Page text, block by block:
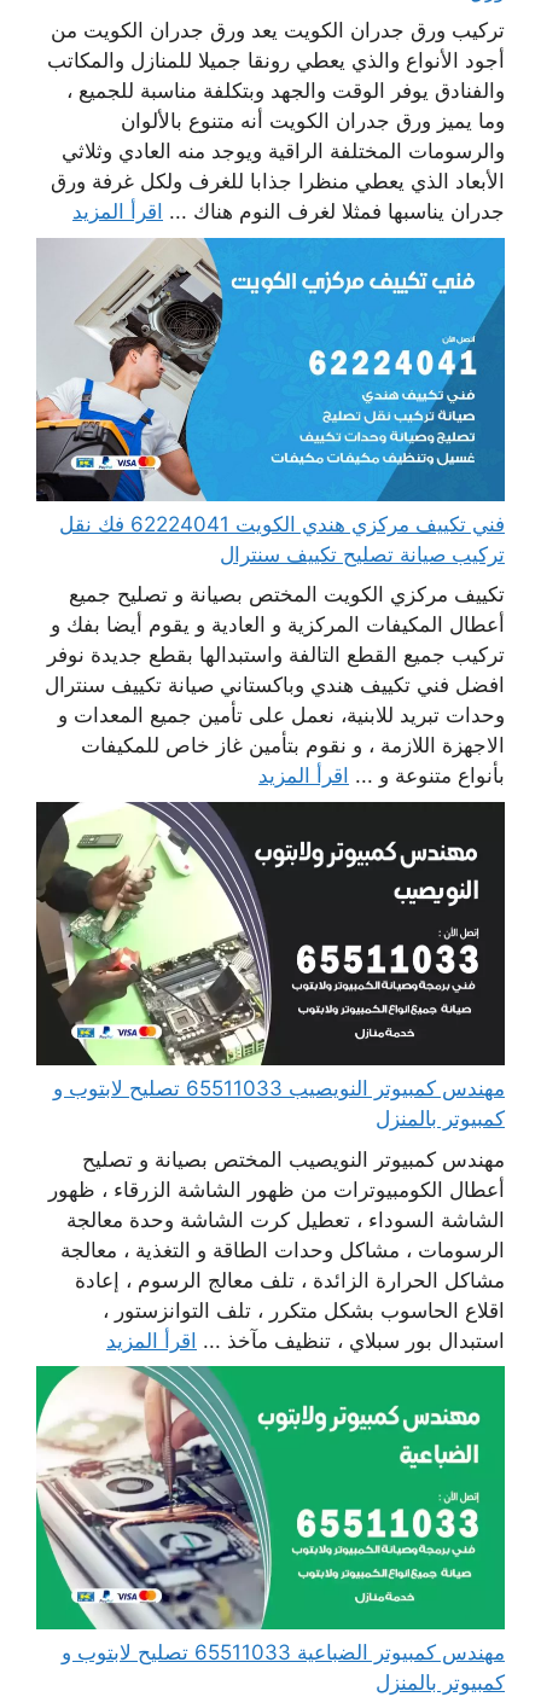
تركيب ورق جدران الكويت يعد ورق جدران الكويت من
أجود الأنواع والذي يعطي رونقا جميلا للمنازل والمكاتب
والفنادق يوفر الوقت والجهد وبتكلفة مناسبة للجميع ،
وما يميز ورق جدران الكويت أنه متنوع بالألوان
والرسومات المختلفة الراقية ويوجد منه العادي وثلاثي
الأبعاد الذي يعطي منظرا جذابا للغرف ولكل غرفة ورق
جدران يناسبها فمثلا لغرف النوم هناك ... اقرأ المزيد
فني تكييف مركزي هندي الكويت 62224041 فك نقل
تركيب صيانة تصليح تكييف سنترال
تكييف مركزي الكويت المختص بصيانة و تصليح جميع
أعطال المكيفات المركزية و العادية و يقوم أيضا بفك و
تركيب جميع القطع التالفة واستبدالها بقطع جديدة نوفر
افضل فني تكييف هندي وباكستاني صيانة تكييف سنترال
وحدات تبريد للابنية، نعمل على تأمين جميع المعدات و
الاجهزة اللازمة ، و نقوم بتأمين غاز خاص للمكيفات
بأنواع متنوعة و ... اقرأ المزيد
مهندس كمبيوتر النويصيب 65511033 تصليح لابتوب و
كمبيوتر بالمنزل
مهندس كمبيوتر النويصيب المختص بصيانة و تصليح
أعطال الكومبيوترات من ظهور الشاشة الزرقاء ، ظهور
الشاشة السوداء ، تعطيل كرت الشاشة وحدة معالجة
الرسومات ، مشاكل وحدات الطاقة و التغذية ، معالجة
مشاكل الحرارة الزائدة ، تلف معالج الرسوم ، إعادة
اقلاع الحاسوب بشكل متكرر ، تلف التوانزستور ،
استبدال بور سبلاي ، تنظيف مآخذ ... اقرأ المزيد
مهندس كمبيوتر الضباعية 65511033 تصليح لابتوب و
كمبيوتر بالمنزل